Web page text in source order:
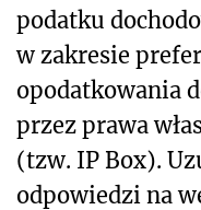
podatku
w zakresie
opodatkowania
przez prawa
(tzw. IP Box).
odpowiedzi na